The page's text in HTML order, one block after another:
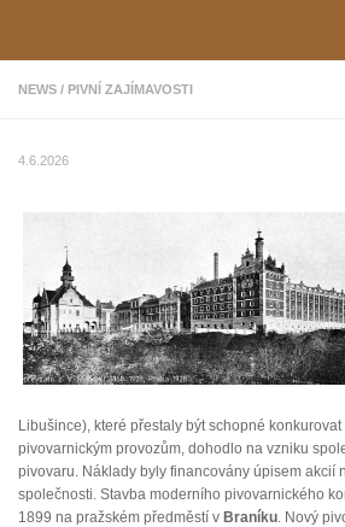
NEWS / PIVNÍ ZAJÍMAVOSTI
4.6.2026
Libušince), které přestaly být schopné
pivovarnickým provozům, dohodlo na vzniku
pivovaru. Náklady byly financovány úpisem akcií
společnosti. Stavba moderního pivovarnického
1899 na pražském předměstí v Braníku . Nový